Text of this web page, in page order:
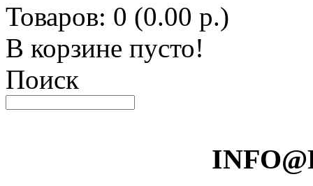
Товаров: 0 (0.00 р.)
В корзине пусто!
Поиск